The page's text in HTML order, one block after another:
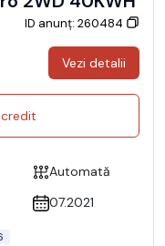
ID anunț: 260484
Vezi detalii
Automată
07.2021